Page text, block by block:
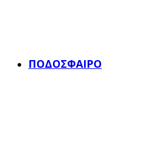
ΠΟΔΌΣΦΑΙΡΟ